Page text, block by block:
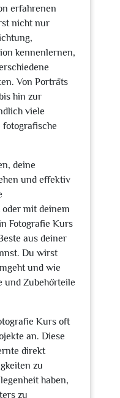
erfahrenen
nicht nur
kennenlernen,
Von Porträts
hin zur
viele
fotografische
deine
und effektiv
mit deinem
Fotografie Kurs
aus deiner
Du wirst
und wie
und Zubehörteile
Kurs oft
an. Diese
direkt
zu
haben,
zu